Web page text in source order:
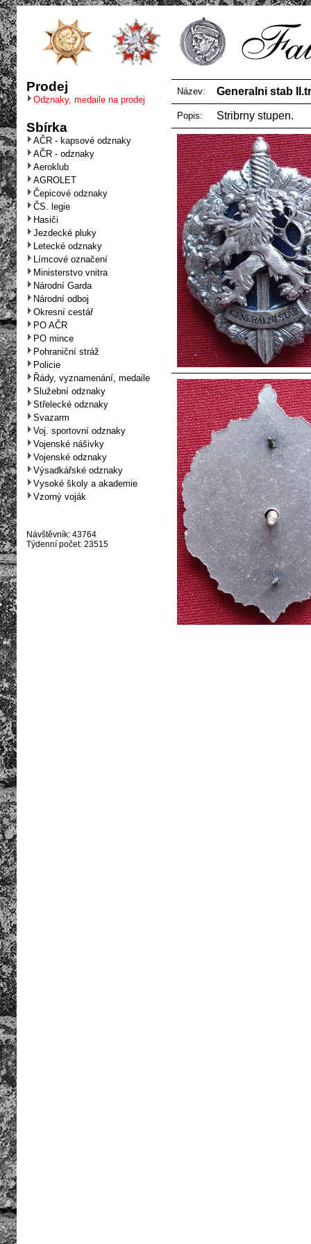
Prodej
Odznaky, medaile na prodej
Sbírka
AČR - kapsové odznaky
AČR - odznaky
Aeroklub
AGROLET
Čepicové odznaky
ČS. legie
Hasiči
Jezdecké pluky
Letecké odznaky
Límcové označení
Ministerstvo vnitra
Národní Garda
Národní odboj
Okresní cestář
PO AČR
PO mince
Pohraniční stráž
Policie
Řády, vyznamenání, medaile
Služební odznaky
Střelecké odznaky
Svazarm
Voj. sportovní odznaky
Vojenské nášivky
Vojenské odznaky
Výsadkářské odznaky
Vysoké školy a akademie
Vzorný voják
Návštěvník: 43764
Týdenní počet: 23515
Název: Generalni stab
Popis: Stribrny stupen.